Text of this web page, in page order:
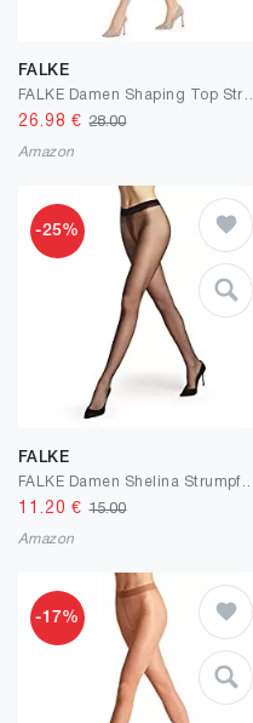
FALKE
FALKE Damen Shaping Top Strumpfhose Fein 20 DEN Schwarz Hautfarbe Stützstrümpfe transparent ohne Muster figurformend mit Shapingeffekt 1 Stück
26.98 €28.00
Amazon
-25%
FALKE
11.20 €15.00
Amazon
-17%